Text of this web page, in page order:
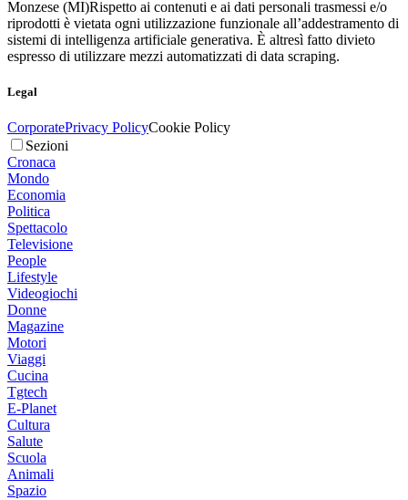
Monzese (MI)Rispetto ai contenuti e ai dati personali trasmessi e/o
riprodotti è vietata ogni utilizzazione funzionale all’addestramento di
sistemi di intelligenza artificiale generativa. È altresì fatto divieto
espresso di utilizzare mezzi automatizzati di data scraping.
Legal
CorporatePrivacy PolicyCookie Policy
Sezioni
Cronaca
Mondo
Economia
Politica
Spettacolo
Televisione
People
Lifestyle
Videogiochi
Donne
Magazine
Motori
Viaggi
Cucina
Tgtech
E-Planet
Cultura
Salute
Scuola
Animali
Spazio